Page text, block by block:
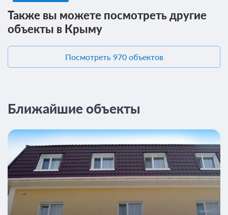
Также вы можете посмотреть другие
объекты в Крыму
Посмотреть 970 объектов
Ближайшие объекты